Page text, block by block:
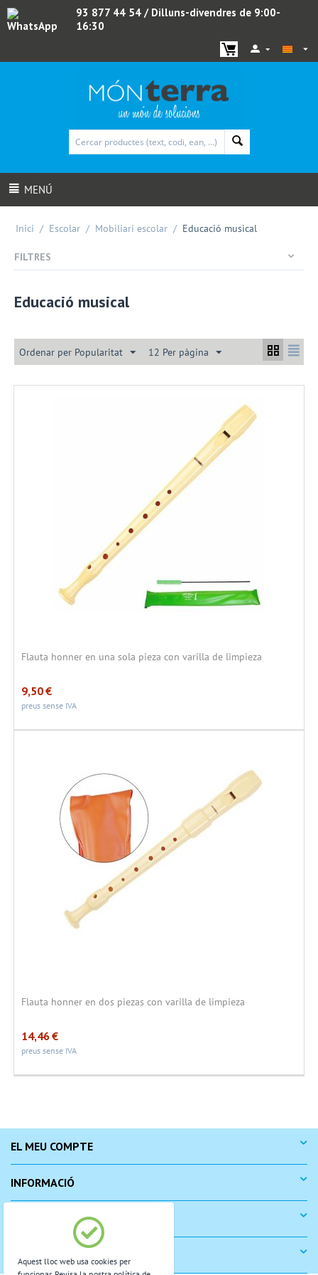
WhatsApp
93 877 44 54 / Dilluns-divendres de 9:00-
16:30
MENÚ
Inici / Escolar / Mobiliari escolar / Educació musical
FILTRES
Educació musical
Ordenar per Popularitat 12 Per pàgina
Flauta honner en una sola pieza con varilla de limpieza
9,50€
preus sense IVA
Flauta honner en dos piezas con varilla de limpieza
14,46€
preus sense IVA
EL MEU COMPTE
INFORMACIÓ
COM COMPRAR
Aquest lloc web usa cookies per